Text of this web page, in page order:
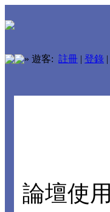
» 遊客: 註冊 | 登錄 |
論壇使用